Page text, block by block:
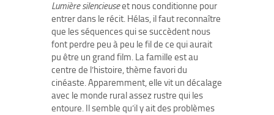
Lumière silencieuseet nous conditionne pour
entrer dans le récit. Hélas, il faut reconnaître
que les séquences qui se succèdent nous
font perdre peu à peu le fil de ce qui aurait
pu être un grand film. La famille est au
centre de l’histoire, thème favori du
cinéaste. Apparemment, elle vit un décalage
avec le monde rural assez rustre qui les
entoure. Il semble qu’il y ait des problèmes